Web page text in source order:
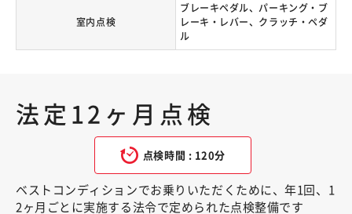
室内点検
ブレーキペダル、パーキング・ブ
レーキ・レバー、クラッチ・ペダ
ル
法定12ヶ月点検
点検時間 : 120分
ベストコンディションでお乗りいただくために、年1回、1
2ヶ月ごとに実施する法令で定められた点検整備です